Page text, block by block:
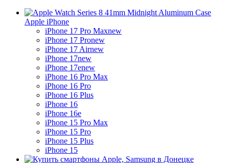
Apple iPhone
iPhone 17 Pro Maxnew
iPhone 17 Pronew
iPhone 17 Airnew
iPhone 17new
iPhone 17enew
iPhone 16 Pro Max
iPhone 16 Pro
iPhone 16 Plus
iPhone 16
iPhone 16e
iPhone 15 Pro Max
iPhone 15 Pro
iPhone 15 Plus
iPhone 15